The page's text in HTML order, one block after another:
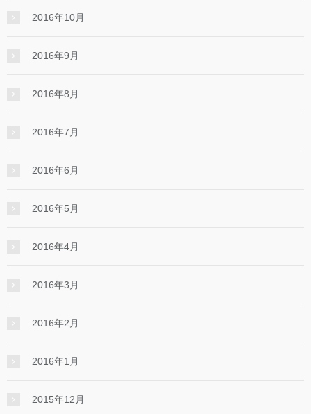
2016年10月
2016年9月
2016年8月
2016年7月
2016年6月
2016年5月
2016年4月
2016年3月
2016年2月
2016年1月
2015年12月